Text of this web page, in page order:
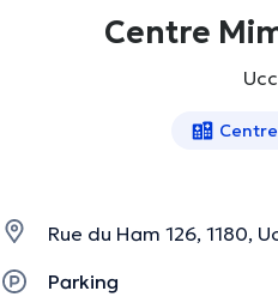
Centre
Rue du Ham 126, 1180,
Parking